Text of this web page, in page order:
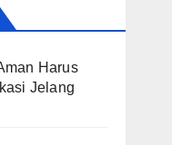
Harus
Jelang